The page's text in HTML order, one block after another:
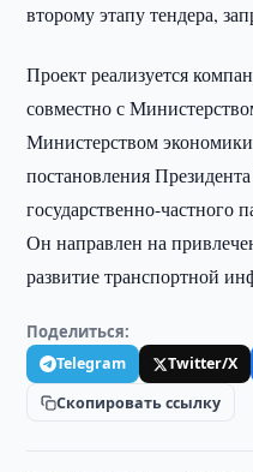
второму этапу тендера,
Проект реализуется
совместно с
Министерством
постановления
государственно-частного
Он направлен на
развитие транспортной
Поделиться:
Telegram Twitter/X
Скопировать ссылку